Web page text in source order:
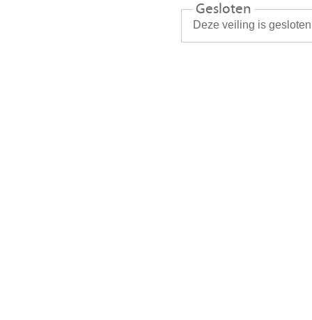
Gesloten
Deze veiling is